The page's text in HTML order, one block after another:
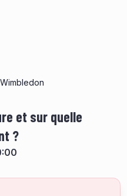
Wimbledon
et sur quelle
?